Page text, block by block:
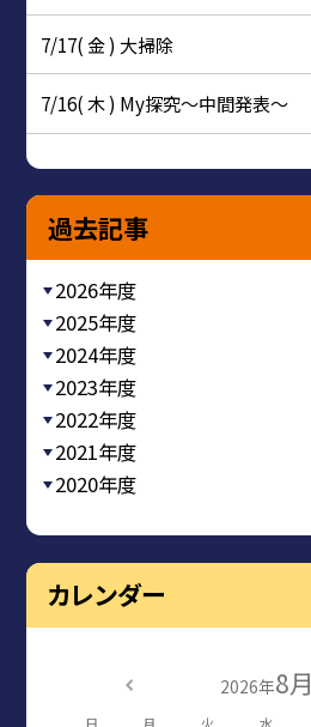
7/17( 金 ) 大掃除
7/16( 木 ) My探究～中間発表～
過去記事
2026年度
2025年度
2024年度
2023年度
2022年度
2021年度
2020年度
カレンダー
2026年8月
日 月 火 水